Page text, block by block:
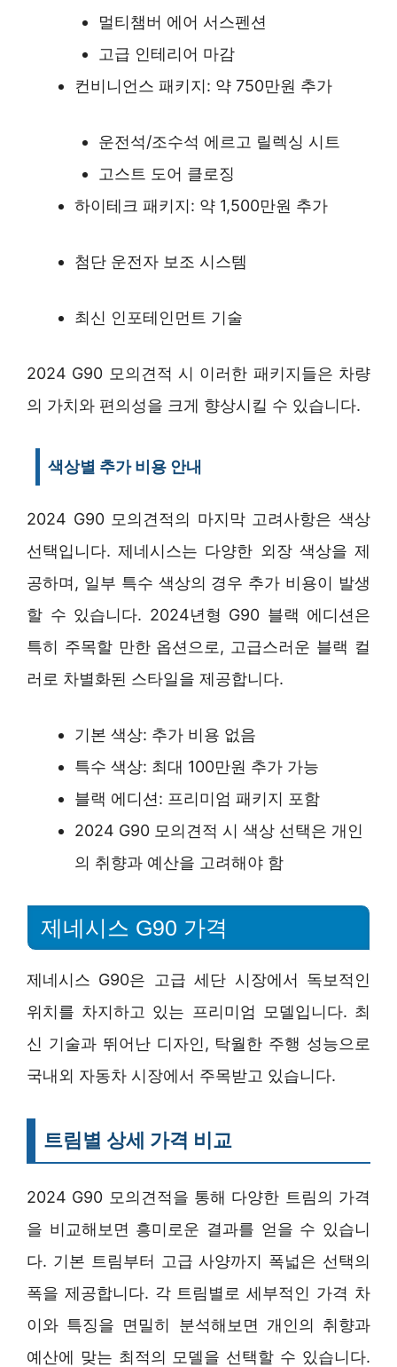
멀티챔버 에어 서스펜션
고급 인테리어 마감
컨비니언스 패키지: 약 750만원 추가
운전석/조수석 에르고 릴렉싱 시트
고스트 도어 클로징
하이테크 패키지: 약 1,500만원 추가
첨단 운전자 보조 시스템
최신 인포테인먼트 기술
2024 G90 모의견적 시 이러한 패키지들은 차량
의 가치와 편의성을 크게 향상시킬 수 있습니다.
색상별 추가 비용 안내
2024 G90 모의견적의 마지막 고려사항은 색상
선택입니다. 제네시스는 다양한 외장 색상을 제
공하며, 일부 특수 색상의 경우 추가 비용이 발생
할 수 있습니다. 2024년형 G90 블랙 에디션은
특히 주목할 만한 옵션으로, 고급스러운 블랙 컬
러로 차별화된 스타일을 제공합니다.
기본 색상: 추가 비용 없음
특수 색상: 최대 100만원 추가 가능
블랙 에디션: 프리미엄 패키지 포함
2024 G90 모의견적 시 색상 선택은 개인
의 취향과 예산을 고려해야 함
제네시스 G90 가격
제네시스 G90은 고급 세단 시장에서 독보적인
위치를 차지하고 있는 프리미엄 모델입니다. 최
신 기술과 뛰어난 디자인, 탁월한 주행 성능으로
국내외 자동차 시장에서 주목받고 있습니다.
트림별 상세 가격 비교
2024 G90 모의견적을 통해 다양한 트림의 가격
을 비교해보면 흥미로운 결과를 얻을 수 있습니
다. 기본 트림부터 고급 사양까지 폭넓은 선택의
폭을 제공합니다. 각 트림별로 세부적인 가격 차
이와 특징을 면밀히 분석해보면 개인의 취향과
예산에 맞는 최적의 모델을 선택할 수 있습니다.